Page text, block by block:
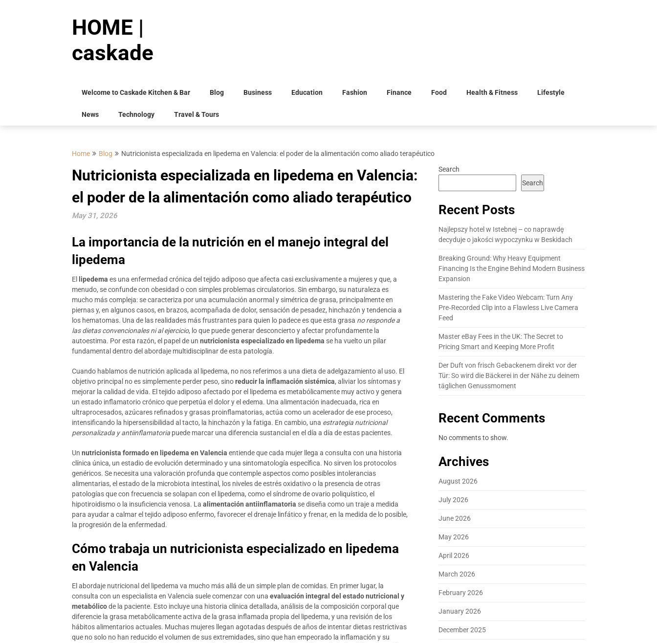
HOME |
caskade
Welcome to Caskade Kitchen & Bar Blog Business Education Fashion Finance Food Health & Fitness Lifestyle
News Technology Travel & Tours
Home Blog Nutricionista especializada en lipedema en Valencia: el poder de la alimentación como aliado terapéutico
Nutricionista especializada en lipedema en Valencia:
el poder de la alimentación como aliado terapéutico
May 31, 2026
La importancia de la nutrición en el manejo integral del
lipedema
El lipedema es una enfermedad crónica del tejido adiposo que afecta casi exclusivamente a mujeres y que, a
menudo, se confunde con obesidad o con simples problemas circulatorios. Sin embargo, su naturaleza es
mucho más compleja: se caracteriza por una acumulación anormal y simétrica de grasa, principalmente en
piernas y, en algunos casos, en brazos, acompañada de dolor, sensación de pesadez, hinchazón y tendencia a
los hematomas. Una de las realidades más frustrantes para quien lo padece es que esta grasa no responde a
las dietas convencionales ni al ejercicio, lo que puede generar desconcierto y afectar profundamente la
autoestima. Por esta razón, el papel de un nutricionista especializado en lipedema se ha vuelto un pilar
fundamental dentro del abordaje multidisciplinar de esta patología.
Cuando hablamos de nutrición aplicada al lipedema, no nos referimos a una dieta de adelgazamiento al uso. El
objetivo principal no es simplemente perder peso, sinoreducir la inflamación sistémica, aliviar los síntomas y
mejorar la calidad de vida. El tejido adiposo afectado por el lipedema es metabólicamente muy activo y genera
un estado inflamatorio crónico que perpetúa el dolor y el edema. Una alimentación inadecuada, rica en
ultraprocesados, azúcares refinados y grasas proinflamatorias, actúa como un acelerador de ese proceso,
intensificando la hipersensibilidad al tacto, la hinchazón y la fatiga. En cambio, una estrategia nutricional
personalizada y antiinflamatoria puede marcar una diferencia sustancial en el día a día de estas pacientes.
Un nutricionista formado en lipedema en Valencia entiende que cada mujer llega a consulta con una historia
clínica única, un estadio de evolución determinado y una sintomatología específica. No sirven los protocolos
genéricos. Se necesita una valoración profunda que contemple aspectos como posibles intolerancias
alimentarias, el estado de la microbiota intestinal, los niveles de estrés oxidativo o la presencia de otras
patologías que con frecuencia se solapan con el lipedema, como el síndrome de ovario poliquístico, el
hipotiroidismo o la insuficiencia venosa. La alimentación antiinflamatoria se diseña como un traje a medida
para ayudar a calmar el tejido adiposo enfermo, favorecer el drenaje linfático y frenar, en la medida de lo posible,
la progresión de la enfermedad.
Cómo trabaja un nutricionista especializado en lipedema
en Valencia
El abordaje nutricional del lipedema va mucho más allá de un simple plan de comidas. En primer lugar, la
consulta con un especialista en Valencia suele comenzar con una evaluación integral del estado nutricional y
metabólicode la paciente. Esto incluye una historia clínica detallada, análisis de la composición corporal que
diferencie la grasa metabólicamente activa de la grasa inflamada propia del lipedema, y una revisión de los
hábitos alimentarios actuales. Muchas mujeres llegan agotadas después de años de intentar dietas restrictivas
que no solo no han reducido el volumen de sus extremidades, sino que han empeorado la inflamación y su
Search
Search
Recent Posts
Najlepszy hotel w Istebnej – co naprawdę
decyduje o jakości wypoczynku w Beskidach
Breaking Ground: Why Heavy Equipment
Financing Is the Engine Behind Modern Business
Expansion
Mastering the Fake Video Webcam: Turn Any
Pre‑Recorded Clip into a Flawless Live Camera
Feed
Master eBay Fees in the UK: The Secret to
Pricing Smart and Keeping More Profit
Der Duft von frisch Gebackenem direkt vor der
Tür: So wird die Bäckerei in der Nähe zu deinem
täglichen Genussmoment
Recent Comments
No comments to show.
Archives
August 2026
July 2026
June 2026
May 2026
April 2026
March 2026
February 2026
January 2026
December 2025